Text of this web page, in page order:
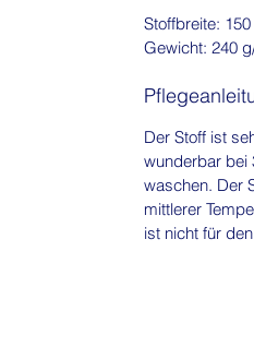
Stoffbreite:
Gewicht: 240
Der Stoff ist
wunderbar bei
waschen. Der
mittlerer
ist nicht für